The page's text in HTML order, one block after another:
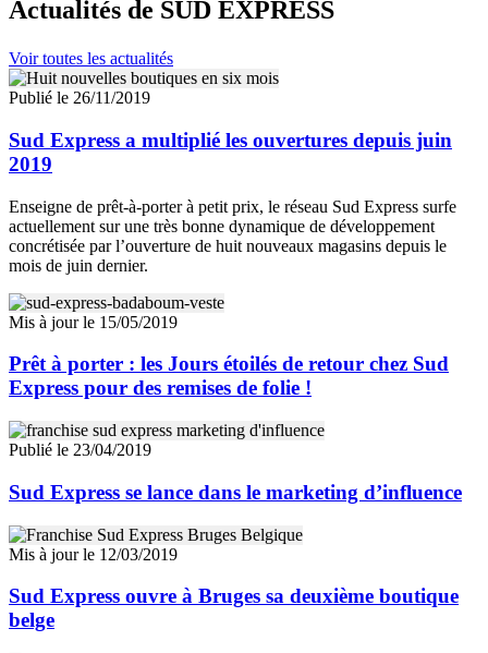
Actualités de SUD EXPRESS
Voir toutes les actualités
Publié le 26/11/2019
Sud Express a multiplié les ouvertures depuis juin
2019
Enseigne de prêt-à-porter à petit prix, le réseau Sud Express surfe
actuellement sur une très bonne dynamique de développement
concrétisée par l’ouverture de huit nouveaux magasins depuis le
mois de juin dernier.
Mis à jour le 15/05/2019
Prêt à porter : les Jours étoilés de retour chez Sud
Express pour des remises de folie !
Publié le 23/04/2019
Sud Express se lance dans le marketing d’influence
Mis à jour le 12/03/2019
Sud Express ouvre à Bruges sa deuxième boutique
belge